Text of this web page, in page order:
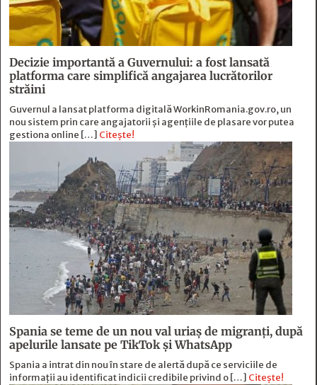
Decizie importantă a Guvernului: a fost lansată
platforma care simplifică angajarea lucrătorilor
străini
Guvernul a lansat platforma digitală WorkinRomania.gov.ro, un
nou sistem prin care angajatorii și agențiile de plasare vor putea
gestiona online […] Citește!
Spania se teme de un nou val uriaș de migranți, după
apelurile lansate pe TikTok și WhatsApp
Spania a intrat din nou în stare de alertă după ce serviciile de
informații au identificat indicii credibile privind o […] Citește!